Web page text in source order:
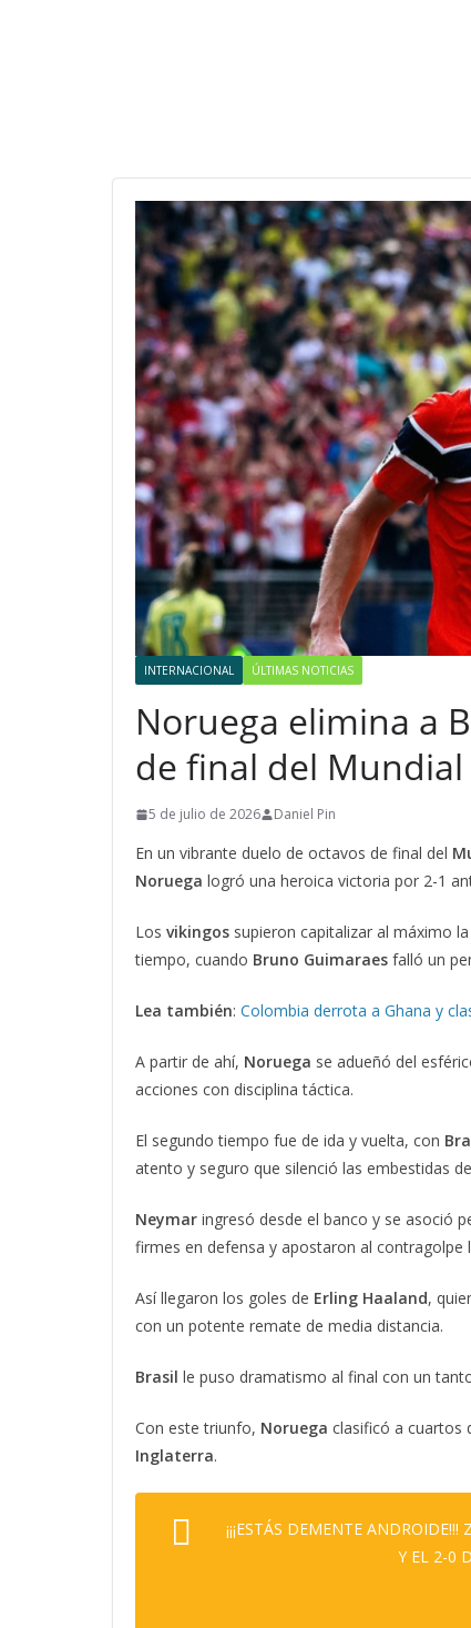
INTERNACIONAL ÚLTIMAS NOTICIAS
Noruega elimina a
de final del Mundial
5 de julio de 2026 Daniel Pin
En un vibrante duelo de octavos de final del
Noruega logró una heroica victoria por 2-1
Los vikingos supieron capitalizar al máximo
tiempo, cuando Bruno Guimaraes falló un
Lea también: Colombia derrota a Ghana y
A partir de ahí, Noruega se adueñó del
acciones con disciplina táctica.
El segundo tiempo fue de ida y vuelta, con
atento y seguro que silenció las embestidas
Neymar ingresó desde el banco y se asoció
firmes en defensa y apostaron al contragolpe
Así llegaron los goles de Erling Haaland,
con un potente remate de media distancia.
Brasil le puso dramatismo al final con un
Con este triunfo, Noruega clasificó a cuartos
Inglaterra.
¡¡¡ESTÁS DEMENTE
Y EL 2-0